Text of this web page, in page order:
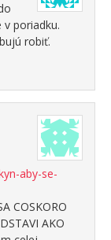
poriadku.
robiť.
aby-se-
COSKORO
AKO